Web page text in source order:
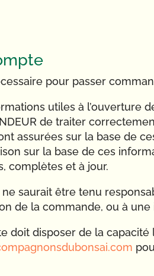
pour passer
utiles à
de traiter
assurées sur la base de
sur la base de ces
complètes et à jour.
ne saurait être tenu
de la commande, ou à
doit disposer de la capacité